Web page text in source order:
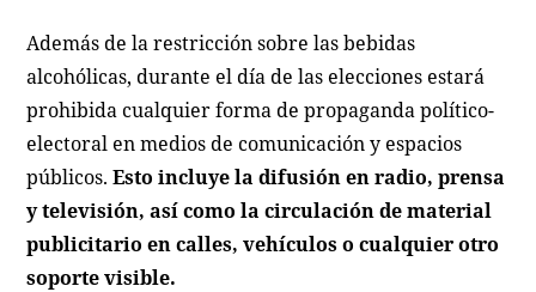
Además de la restricción sobre las bebidas
alcohólicas, durante el día de las elecciones estará
prohibida cualquier forma de propaganda político-
electoral en medios de comunicación y espacios
públicos.Esto incluye la difusión en radio, prensa
y televisión, así como la circulación de material
publicitario en calles, vehículos o cualquier otro
soporte visible.